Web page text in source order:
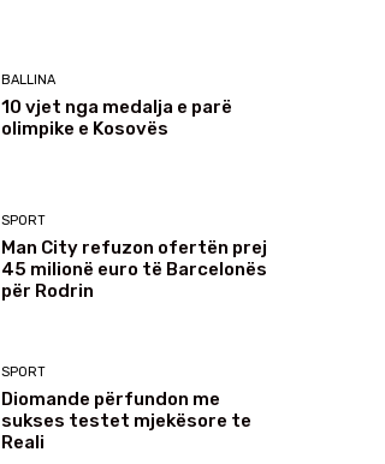
BALLINA
10 vjet nga medalja e parë
olimpike e Kosovës
SPORT
Man City refuzon ofertën prej
45 milionë euro të Barcelonës
për Rodrin
SPORT
Diomande përfundon me
sukses testet mjekësore te
Reali